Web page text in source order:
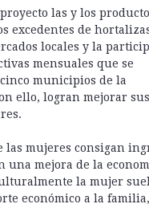
las y los
excedentes de
locales y la
mensuales que se
municipios de la
ello, logran mejorar sus
las mujeres consigan
una mejora de la
la mujer
económico a la